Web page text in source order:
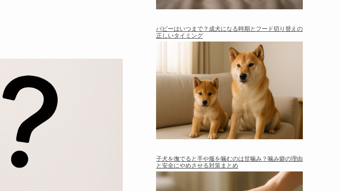
パピーはいつまで？成犬になる時期とフード切り替えの
正しいタイミング
子犬を撫でると手や服を噛むのは甘噛み？噛み癖の理由
と安全にやめさせる対策まとめ